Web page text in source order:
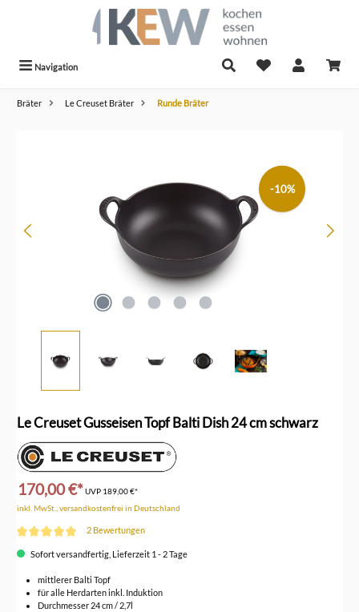
Navigation
Bräter Le Creuset Bräter Runde Bräter
-10%
Le Creuset Gusseisen Topf Balti Dish 24 cm schwarz
170,00 €*UVP 189,00 €*
inkl. MwSt., versandkostenfrei in Deutschland
2 Bewertungen
Sofort versandfertig, Lieferzeit 1 - 2 Tage
mittlerer Balti Topf
für alle Herdarten inkl. Induktion
Durchmesser 24 cm / 2,7l